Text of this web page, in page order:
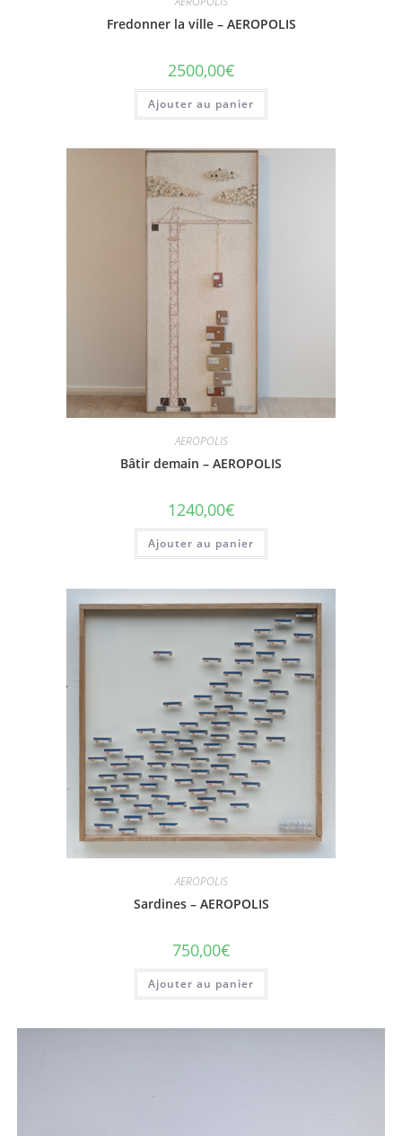
Fredonner la ville – AEROPOLIS
2500,00€
Ajouter au panier
AEROPOLIS
Bâtir demain – AEROPOLIS
1240,00€
Ajouter au panier
AEROPOLIS
Sardines – AEROPOLIS
750,00€
Ajouter au panier